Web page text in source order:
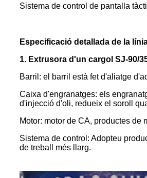
Sistema de control de pantalla
Especificació detallada de la
1. Extrusora d'un cargol SJ-90/
Barril: el barril està fet d'aliatge
Caixa d'engranatges: els
d'injecció d'oli, redueix el soroll
Motor: motor de CA, productes
Sistema de control: Adopteu
de treball més llarg.